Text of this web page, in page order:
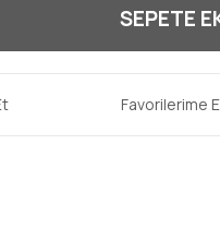
SEPETE